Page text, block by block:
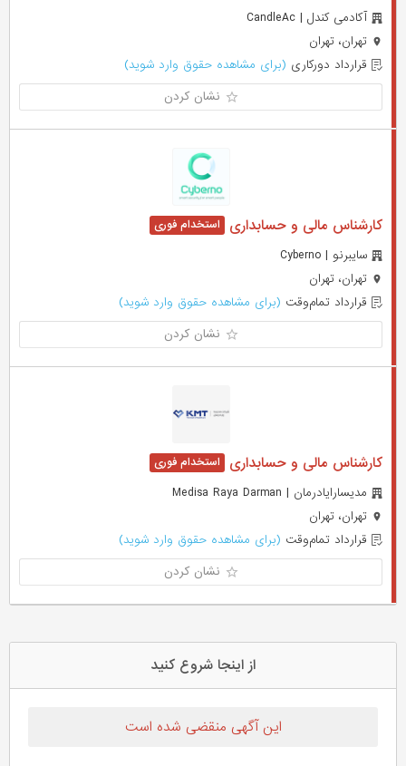
آکادمی کندل | CandleAc
تهران، تهران
قرارداد دورکاری (برای مشاهده حقوق وارد شوید)
نشان کردن
کارشناس مالی و حسابداری
سایبرنو | Cyberno
تهران، تهران
قرارداد تمام‌وقت (برای مشاهده حقوق وارد شوید)
نشان کردن
کارشناس مالی و حسابداری
مدیسارایادرمان | Medisa Raya Darman
تهران، تهران
قرارداد تمام‌وقت (برای مشاهده حقوق وارد شوید)
نشان کردن
از اینجا شروع کنید
این آگهی منقضی شده است